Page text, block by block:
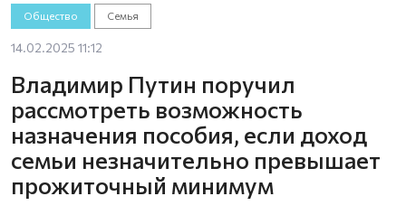
Общество Семья
14.02.2025 11:12
Владимир Путин поручил
рассмотреть возможность
назначения пособия, если доход
семьи незначительно превышает
прожиточный минимум